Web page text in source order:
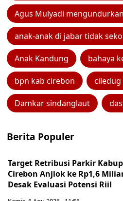
Agus Mulyadi
anak-anak di jabar tidak
Anak Kandung bahaya
bpn kab cirebon
Damkar sindanglaut
Berita Populer
Target Retribusi Parkir
Cirebon Anjlok ke Rp1,6
Desak Evaluasi Potensi Riil